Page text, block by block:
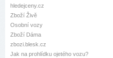
hledejceny.cz
Zboží Živě
Osobní vozy
Zboží Dáma
zbozi.blesk.cz
Jak na prohlídku ojetého vozu?